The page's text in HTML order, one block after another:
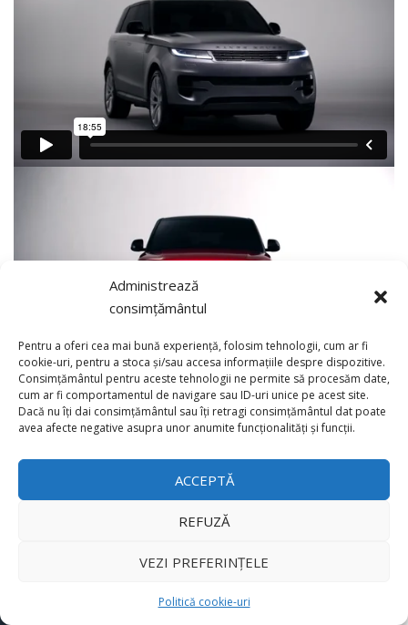
Administrează
consimțământul
Pentru a oferi cea mai bună experiență, folosim tehnologii, cum ar fi
cookie-uri, pentru a stoca și/sau accesa informațiile despre dispozitive.
Consimțământul pentru aceste tehnologii ne permite să procesăm date,
cum ar fi comportamentul de navigare sau ID-uri unice pe acest site.
Dacă nu îți dai consimțământul sau îți retragi consimțământul dat poate
avea afecte negative asupra unor anumite funcționalități și funcții.
ACCEPTĂ
REFUZĂ
VEZI PREFERINȚELE
Politică cookie-uri
×